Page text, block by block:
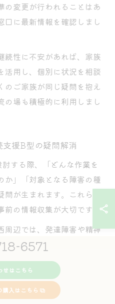
の変更が行われることはあ
口に最新情報を確認しまし
続性に不安があれば、家族
活用し、個別に状況を相談
のご家族が同じ疑問を抱え
の場も積極的に利用しまし
援B型の疑問解消
する際、「どんな作業を
か」「対象となる障害の種
が生まれます。これらは
前の情報収集が大切です。
周辺では、発達障害や精神
が利用できる事業所が多い
メイドや軽作業、動物関連
所を選ぶことができます。
を積極的に活用し、家族相
6571
せはこちら
購入はこちら